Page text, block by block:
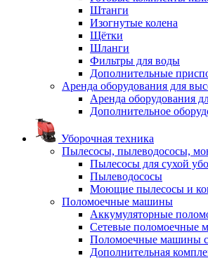
Штанги
Изогнутые колена
Щётки
Шланги
Фильтры для воды
Дополнительные
Аренда оборудования для
Аренда оборудования
Дополнительное
Уборочная техника
Пылесосы, пылеводососы,
Пылесосы для сухой
Пылеводососы
Моющие пылесосы и
Поломоечные машины
Аккумуляторные
Сетевые поломоечные
Поломоечные машины с
Дополнительная